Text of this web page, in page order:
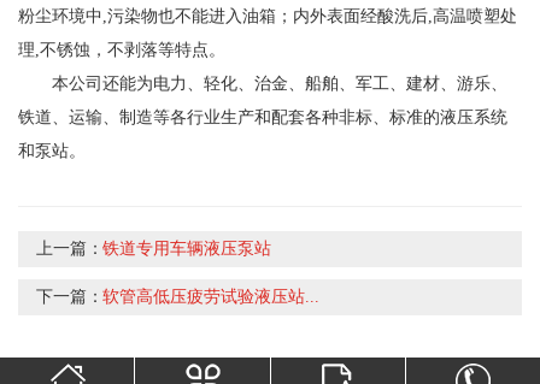
粉尘环境中,污染物也不能进入油箱；内外表面经酸洗后,高温喷塑处
理,不锈蚀，不剥落等特点。
本公司还能为电力、轻化、治金、船舶、军工、建材、游乐、
铁道、运输、制造等各行业生产和配套各种非标、标准的液压系统
和泵站。
上一篇：铁道专用车辆液压泵站
下一篇：软管高低压疲劳试验液压站...